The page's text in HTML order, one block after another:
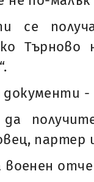
се
Търново
-
партер
военен